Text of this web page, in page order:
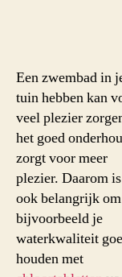
Een zwembad in
tuin hebben kan
veel plezier
het goed
zorgt voor meer
plezier. Daarom
ook belangrijk om
bijvoorbeeld je
waterkwaliteit
houden met